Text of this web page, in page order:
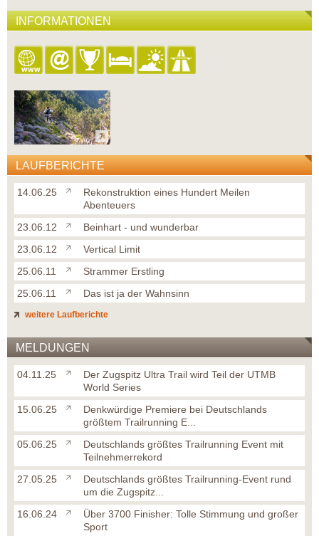
INFORMATIONEN
LAUFBERICHTE
14.06.25
Rekonstruktion eines Hundert Meilen
Abenteuers
23.06.12
Beinhart - und wunderbar
23.06.12
Vertical Limit
25.06.11
Strammer Erstling
25.06.11
Das ist ja der Wahnsinn
weitere Laufberichte
MELDUNGEN
04.11.25
Der Zugspitz Ultra Trail wird Teil der UTMB
World Series
15.06.25
Denkwürdige Premiere bei Deutschlands
größtem Trailrunning E...
05.06.25
Deutschlands größtes Trailrunning Event mit
Teilnehmerrekord
27.05.25
Deutschlands größtes Trailrunning-Event rund
um die Zugspitz...
16.06.24
Über 3700 Finisher: Tolle Stimmung und großer
Sport